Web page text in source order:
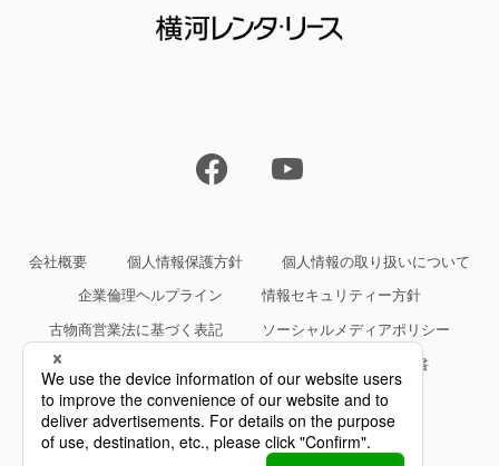
会社概要 個人情報保護方針 個人情報の取り扱いについて
企業倫理ヘルプライン 情報セキュリティー方針
古物商営業法に基づく表記 ソーシャルメディアポリシー
約款・規約等、サービス仕様書